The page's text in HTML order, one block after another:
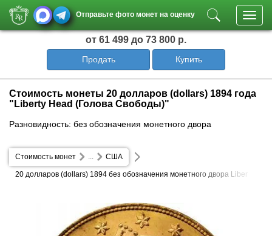
Отправьте фото монет на оценку
от 61 499 до 73 800 р.
Продать Купить
Стоимость монеты 20 долларов (dollars) 1894 года
"Liberty Head (Голова Свободы)"
Разновидность: без обозначения монетного двора
Стоимость монет США
...
20 долларов (dollars) 1894 без обозначения монетного двора Liber